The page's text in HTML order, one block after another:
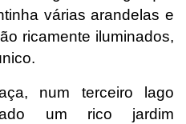
várias arandelas e
ricamente iluminados,
num terceiro lago
um rico jardim